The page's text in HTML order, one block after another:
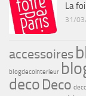
La
31/
accessoires
blogdecointerieur
deco Deco